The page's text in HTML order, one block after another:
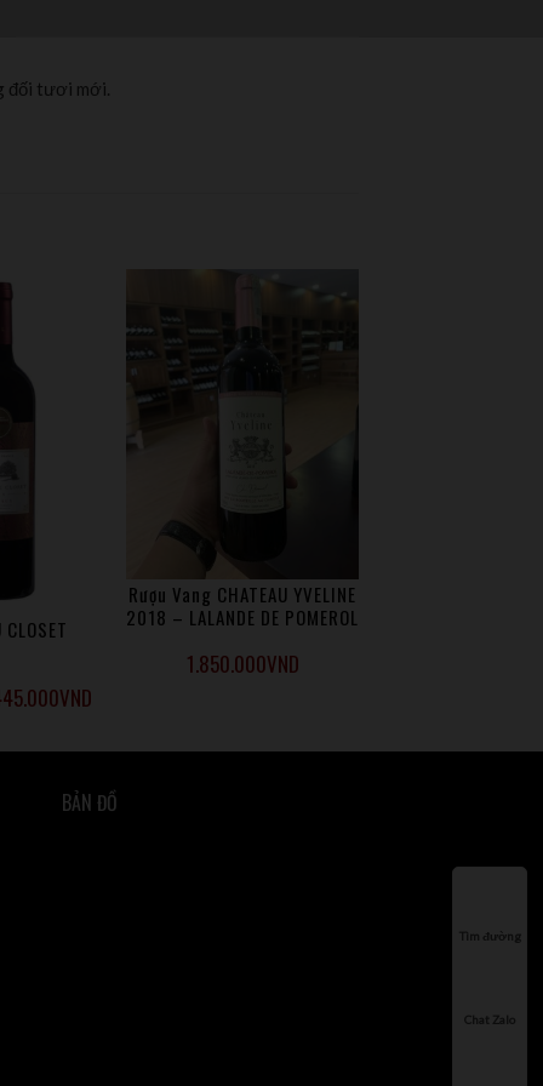
đối tươi mới.
CLOSET
VND
Rượu Vang CHATEAU YVELINE
2018 – LALANDE DE POMEROL
1.850.000VND
BẢN ĐỒ
Tìm đường
Chat Zalo